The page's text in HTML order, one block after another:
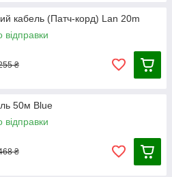
кабель (Патч-корд) Lan 20m
відправки
₴
50м Blue
відправки
₴